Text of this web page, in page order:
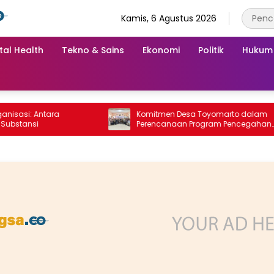
Kamis, 6 Agustus 2026
Health Tekno & Sains Ekonomi Politik Hukum
Komitmen Desa Toyomarto dalam
Perencanaan Program Pencegahan
Stunting melalui ‎Rembuk Stunting Desa